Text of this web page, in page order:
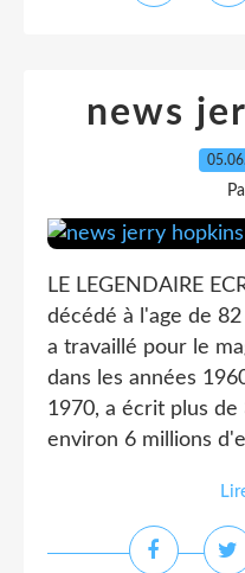
news
LE LEGENDAIRE
décédé à l'age de
a travaillé pour le
dans les années
1970, a écrit plus
environ 6 millions